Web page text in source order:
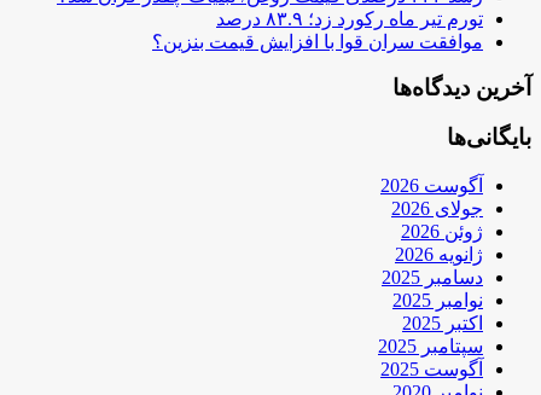
تورم تیر ماه رکورد زد؛ ۸۳.۹ درصد
موافقت سران قوا با افزایش قیمت بنزین؟
آخرین دیدگاه‌ها
بایگانی‌ها
آگوست 2026
جولای 2026
ژوئن 2026
ژانویه 2026
دسامبر 2025
نوامبر 2025
اکتبر 2025
سپتامبر 2025
آگوست 2025